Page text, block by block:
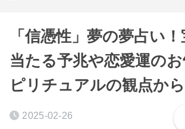
「信憑性」夢の夢占い
当たる予兆や恋愛運の
ピリチュアルの観点か
2025-02-26